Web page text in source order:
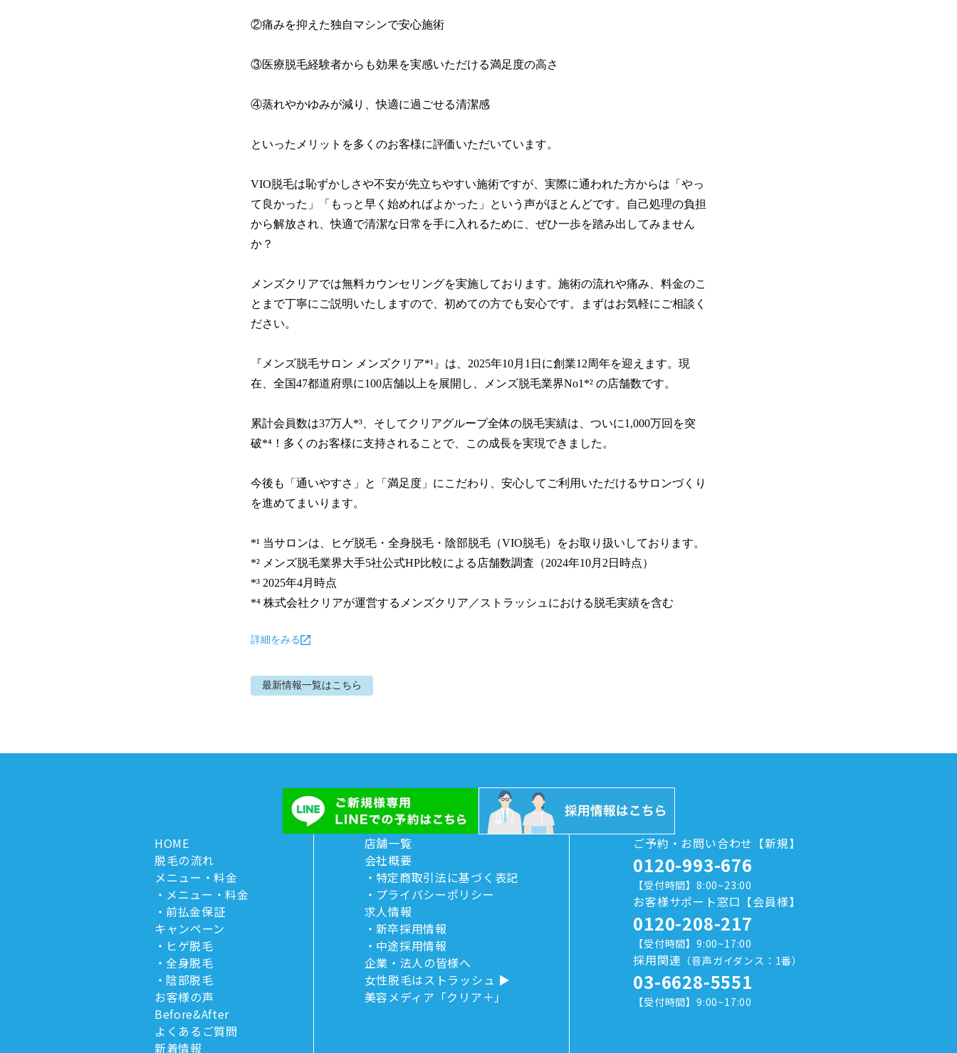
②痛みを抑えた独自マシンで安心施術
③医療脱毛経験者からも効果を実感いただける満足度の高さ
④蒸れやかゆみが減り、快適に過ごせる清潔感
といったメリットを多くのお客様に評価いただいています。
VIO脱毛は恥ずかしさや不安が先立ちやすい施術ですが、実際に通われた方からは「やっ
て良かった」「もっと早く始めればよかった」という声がほとんどです。自己処理の負担
から解放され、快適で清潔な日常を手に入れるために、ぜひ一歩を踏み出してみません
か？
メンズクリアでは無料カウンセリングを実施しております。施術の流れや痛み、料金のこ
とまで丁寧にご説明いたしますので、初めての方でも安心です。まずはお気軽にご相談く
ださい。
『メンズ脱毛サロン メンズクリア*¹』は、2025年10月1日に創業12周年を迎えます。現
在、全国47都道府県に100店舗以上を展開し、メンズ脱毛業界No1*² の店舗数です。
累計会員数は37万人*³、そしてクリアグループ全体の脱毛実績は、ついに1,000万回を突
破*⁴！多くのお客様に支持されることで、この成長を実現できました。
今後も「通いやすさ」と「満足度」にこだわり、安心してご利用いただけるサロンづくり
を進めてまいります。
*¹ 当サロンは、ヒゲ脱毛・全身脱毛・陰部脱毛（VIO脱毛）をお取り扱いしております。
*² メンズ脱毛業界大手5社公式HP比較による店舗数調査（2024年10月2日時点）
*³ 2025年4月時点
*⁴ 株式会社クリアが運営するメンズクリア／ストラッシュにおける脱毛実績を含む
詳細をみる
最新情報一覧はこちら
HOME
脱毛の流れ
メニュー・料金
メニュー・料金
前払金保証
キャンペーン
ヒゲ脱毛
全身脱毛
陰部脱毛
お客様の声
Before&After
よくあるご質問
新着情報
店舗一覧
会社概要
特定商取引法に基づく表記
プライバシーポリシー
求人情報
新卒採用情報
中途採用情報
企業・法人の皆様へ
女性脱毛はストラッシュ
美容メディア「クリア＋」
ご予約・お問い合わせ【新規】
0120-993-676
【受付時間】8:00~23:00
お客様サポート窓口【会員様】
0120-208-217
【受付時間】9:00~17:00
採用関連 （音声ガイダンス：1番）
03-6628-5551
【受付時間】9:00~17:00